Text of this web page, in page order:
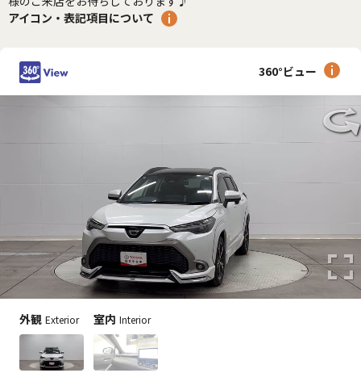
アイコン・表記項目について
360°ビュー
外観 Exterior 室内 Interior